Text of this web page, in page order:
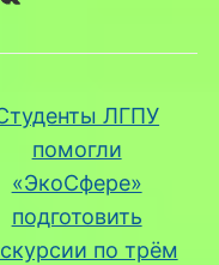
ЛГПУ
помогли
«ЭкоСфере»
подготовить
по трём